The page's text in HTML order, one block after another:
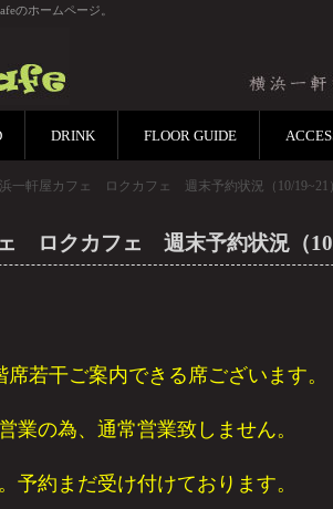
のホームページ。
DRINK FLOOR GUIDE
一軒屋カフェ ロクカフェ 週末予約状況（10/19~21
ロクカフェ 週末予約状況（
若干ご案内できる席ございます。
の為、通常営業致しません。
約まだ受け付けております。